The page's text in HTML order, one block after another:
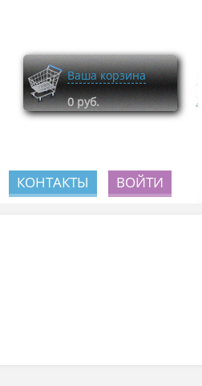
Ваша корзина
0 руб.
КОНТАКТЫ ВОЙТИ